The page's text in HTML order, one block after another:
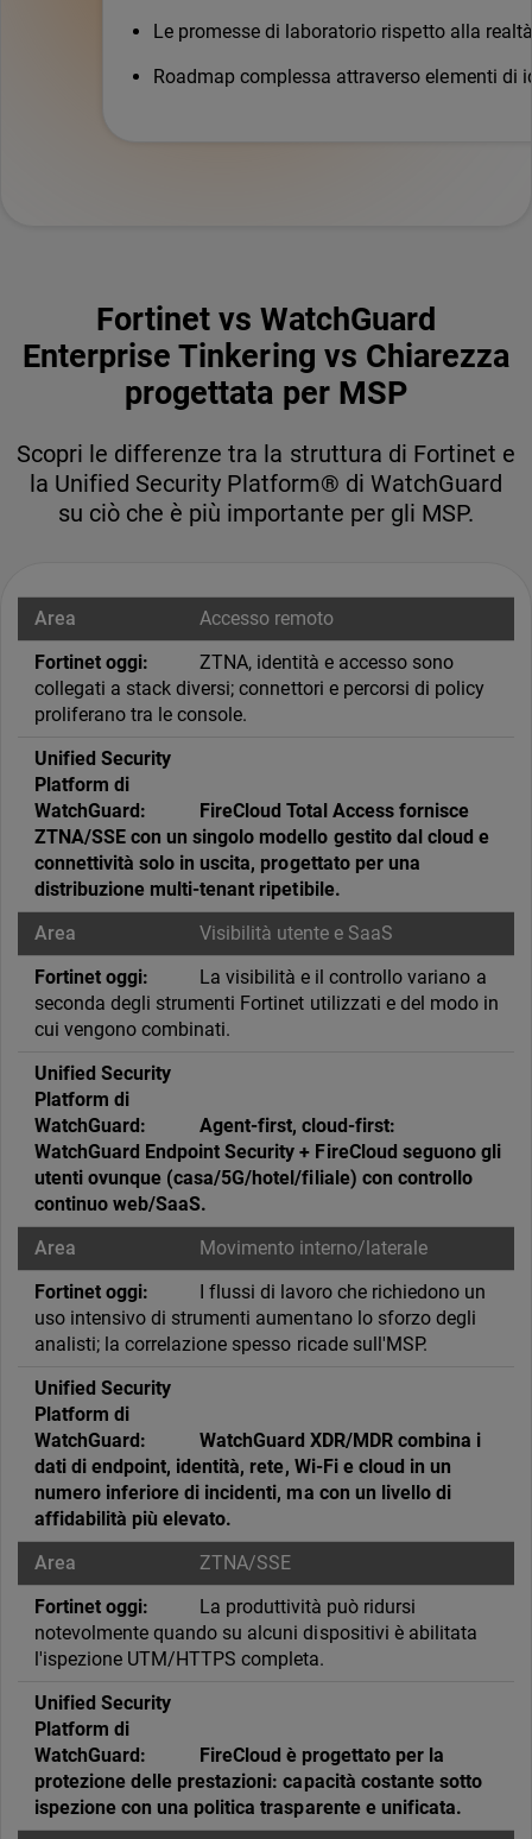
Le promesse di laboratorio rispetto alla
Roadmap complessa attraverso elementi
Fortinet vs WatchGuard
Enterprise Tinkering vs Chiarezza
progettata per MSP
Scopri le differenze tra la struttura di Fortinet e
la Unified Security Platform® di WatchGuard
su ciò che è più importante per gli MSP.
Accesso remoto
ZTNA, identità e accesso sono
collegati a stack diversi; connettori e percorsi di policy
proliferano tra le console.
FireCloud Total Access fornisce
ZTNA/SSE con un singolo modello gestito dal cloud e
connettività solo in uscita, progettato per una
distribuzione multi-tenant ripetibile.
Visibilità utente e SaaS
La visibilità e il controllo variano a
seconda degli strumenti Fortinet utilizzati e del modo in
cui vengono combinati.
Agent-first, cloud-first:
WatchGuard Endpoint Security + FireCloud seguono gli
utenti ovunque (casa/5G/hotel/filiale) con controllo
continuo web/SaaS.
Movimento interno/laterale
I flussi di lavoro che richiedono un
uso intensivo di strumenti aumentano lo sforzo degli
analisti; la correlazione spesso ricade sull'MSP.
WatchGuard XDR/MDR combina i
dati di endpoint, identità, rete, Wi-Fi e cloud in un
numero inferiore di incidenti, ma con un livello di
affidabilità più elevato.
ZTNA/SSE
La produttività può ridursi
notevolmente quando su alcuni dispositivi è abilitata
l'ispezione UTM/HTTPS completa.
FireCloud è progettato per la
protezione delle prestazioni: capacità costante sotto
ispezione con una politica trasparente e unificata.